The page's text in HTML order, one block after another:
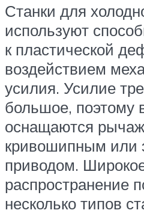
Станки для
используют
к пластической
воздействием
усилия. Усилие
большое, поэтому
оснащаются
кривошипным или
приводом.
распространение
несколько типов